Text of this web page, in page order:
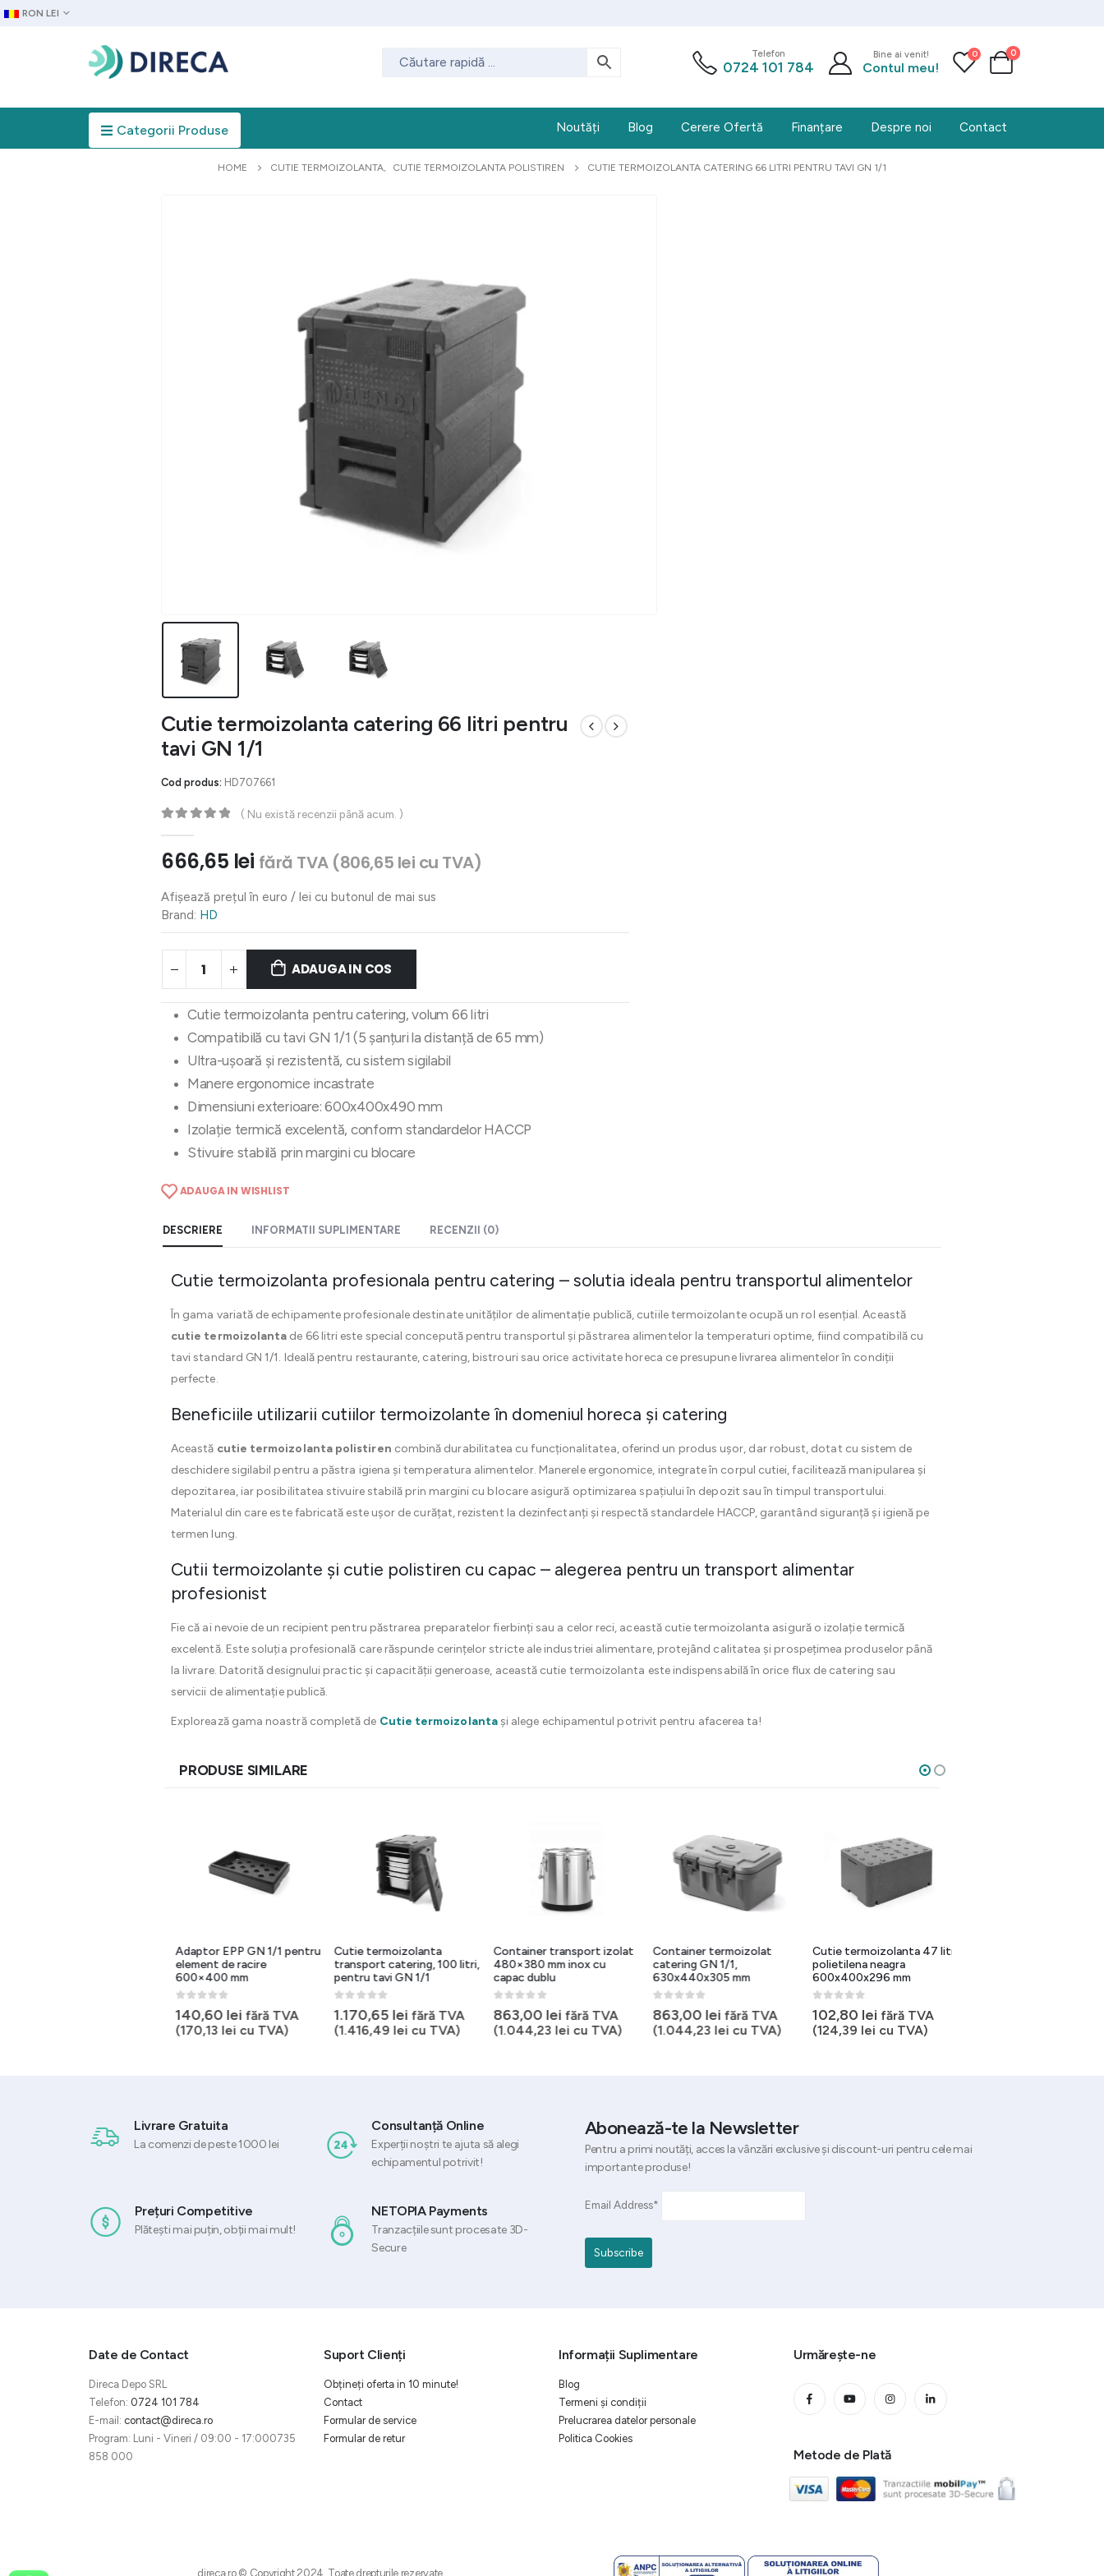
RON LEI
Telefon
0724 101 784
Bine ai venit!
Contul meu!
0 0
Categorii Produse Noutăți Blog Cerere Ofertă Finanțare Despre noi Contact
HOME CUTIE TERMOIZOLANTA, CUTIE TERMOIZOLANTA POLISTIREN CUTIE TERMOIZOLANTA CATERING 66 LITRI PENTRU TAVI GN 1/1
Cutie termoizolanta catering 66 litri pentru
tavi GN 1/1
Cod produs: HD707661
( Nu există recenzii până acum. )
666,65 lei fără TVA (806,65 lei cu TVA)
Afișează prețul în euro / lei cu butonul de mai sus
Brand: HD
ADAUGA IN COS
Cutie termoizolanta pentru catering, volum 66 litri
Compatibilă cu tavi GN 1/1 (5 șanțuri la distanță de 65 mm)
Ultra-ușoară și rezistentă, cu sistem sigilabil
Manere ergonomice incastrate
Dimensiuni exterioare: 600x400x490 mm
Izolație termică excelentă, conform standardelor HACCP
Stivuire stabilă prin margini cu blocare
ADAUGA IN WISHLIST
DESCRIERE INFORMATII SUPLIMENTARE RECENZII (0)
Cutie termoizolanta profesionala pentru catering – solutia ideala pentru transportul alimentelor
În gama variată de echipamente profesionale destinate unităților de alimentație publică, cutiile termoizolante ocupă un rol esențial. Această
cutie termoizolanta de 66 litri este special concepută pentru transportul și păstrarea alimentelor la temperaturi optime, fiind compatibilă cu
tavi standard GN 1/1. Ideală pentru restaurante, catering, bistrouri sau orice activitate horeca ce presupune livrarea alimentelor în condiții
perfecte.
Beneficiile utilizarii cutiilor termoizolante în domeniul horeca și catering
Această cutie termoizolanta polistiren combină durabilitatea cu funcționalitatea, oferind un produs ușor, dar robust, dotat cu sistem de
deschidere sigilabil pentru a păstra igiena și temperatura alimentelor. Manerele ergonomice, integrate în corpul cutiei, facilitează manipularea și
depozitarea, iar posibilitatea stivuire stabilă prin margini cu blocare asigură optimizarea spațiului în depozit sau în timpul transportului.
Materialul din care este fabricată este ușor de curățat, rezistent la dezinfectanți și respectă standardele HACCP, garantând siguranță și igienă pe
termen lung.
Cutii termoizolante și cutie polistiren cu capac – alegerea pentru un transport alimentar
profesionist
Fie că ai nevoie de un recipient pentru păstrarea preparatelor fierbinți sau a celor reci, această cutie termoizolanta asigură o izolație termică
excelentă. Este soluția profesională care răspunde cerințelor stricte ale industriei alimentare, protejând calitatea și prospețimea produselor până
la livrare. Datorită designului practic și capacității generoase, această cutie termoizolanta este indispensabilă în orice flux de catering sau
servicii de alimentație publică.
Explorează gama noastră completă de Cutie termoizolantași alege echipamentul potrivit pentru afacerea ta!
PRODUSE SIMILARE
Adaptor EPP GN 1/1 pentru
element de racire
600×400 mm
out of 5
140,60lei fără TVA
170,13leicu TVA)
Cutie termoizolanta
transport catering, 100 litri,
pentru tavi GN 1/1
out of 5
1.170,65lei fără TVA
1.416,49leicu TVA)
Container transport izolat
480×380 mm inox cu
capac dublu
out of 5
863,00lei fără TVA
1.044,23leicu TVA)
Container termoizolat
catering GN 1/1,
630x440x305 mm
out of 5
863,00lei fără TVA
1.044,23leicu TVA)
Cutie termoizolanta 47 litri
polietilena neagra
600x400x296 mm
out of 5
102,80lei fără TVA
124,39leicu TVA)
Livrare Gratuita
La comenzi de peste 1000 lei
Consultanță Online
Experții noștri te ajuta să alegi
echipamentul potrivit!
Prețuri Competitive
Plătești mai puțin, obții mai mult!
NETOPIA Payments
Tranzacțiile sunt procesate 3D-
Secure
Abonează-te la Newsletter
Pentru a primi noutăți, acces la vânzări exclusive și discount-uri pentru cele mai
importante produse!
Email Address*
Date de Contact
Direca Depo SRL
Telefon: 0724 101 784
E-mail: contact@direca.ro
Program: Luni - Vineri / 09:00 - 17:000735
858 000
Suport Clienți
Obțineți oferta in 10 minute!
Contact
Formular de service
Formular de retur
Informații Suplimentare
Blog
Termeni și condiții
Prelucrarea datelor personale
Politica Cookies
Urmărește-ne
Metode de Plată
direca.ro © Copyright 2024. Toate drepturile rezervate.